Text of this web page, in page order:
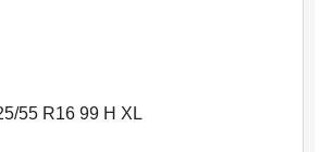
55 R16 99 H XL